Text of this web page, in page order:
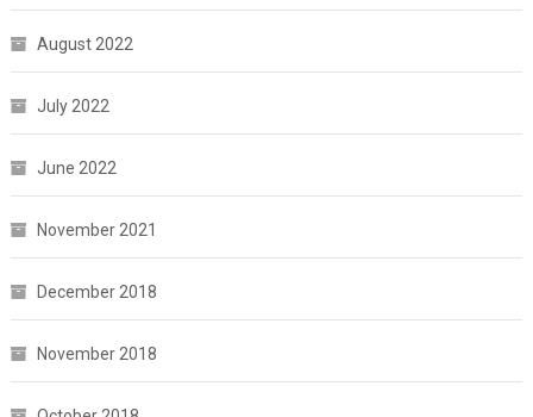
August 2022
July 2022
June 2022
November 2021
December 2018
November 2018